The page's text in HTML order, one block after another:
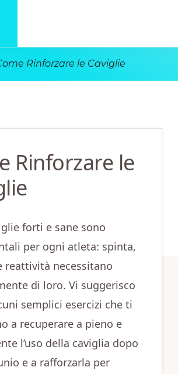
Rinforzare le Caviglie
Rinforzare le
forti e sane sono
per ogni atleta: spinta,
reattività necessitano
di loro. Vi suggerisco
semplici esercizi che ti
a recuperare a pieno e
l’uso della caviglia dopo
e a rafforzarla per